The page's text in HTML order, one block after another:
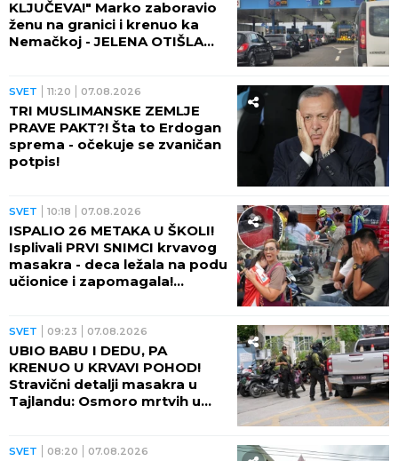
KLJUČEVA!" Marko zaboravio
ženu na granici i krenuo ka
Nemačkoj - JELENA OTIŠLA
SVET 11:20 07.08.2026
TRI MUSLIMANSKE ZEMLJE
PRAVE PAKT?! Šta to Erdogan
sprema - očekuje se zvaničan
potpis!
SVET 10:18 07.08.2026
ISPALIO 26 METAKA U ŠKOLI!
Isplivali PRVI SNIMCI krvavog
masakra - deca ležala na podu
učionice i zapomagala!
SVET 09:23 07.08.2026
UBIO BABU I DEDU, PA
KRENUO U KRVAVI POHOD!
Stravični detalji masakra u
Tajlandu: Osmoro mrtvih u
SVET 08:20 07.08.2026